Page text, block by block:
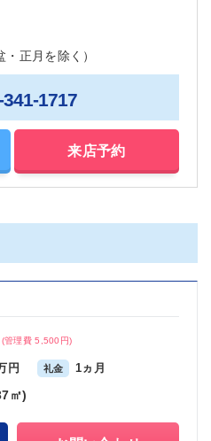
正月を除く）
1717
来店予約
(管理費 5,500円)
円 礼金 1ヵ月
㎡)